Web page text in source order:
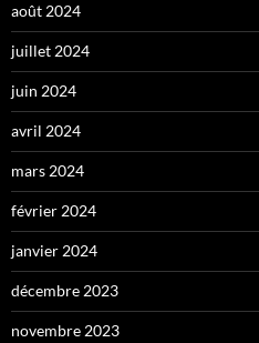
août 2024
juillet 2024
juin 2024
avril 2024
mars 2024
février 2024
janvier 2024
décembre 2023
novembre 2023